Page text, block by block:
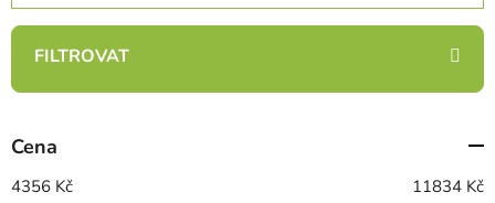
z
n
p
r
o
Cena
4356 Kč 11834 Kč